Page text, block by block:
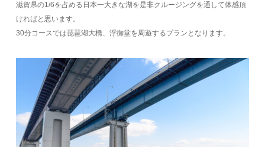
滋賀県の1/6を占める日本一大きな湖を是非クルージングを通して体感頂
ければと思います。
30分コースでは琵琶湖大橋、浮御堂を周遊するプランとなります。